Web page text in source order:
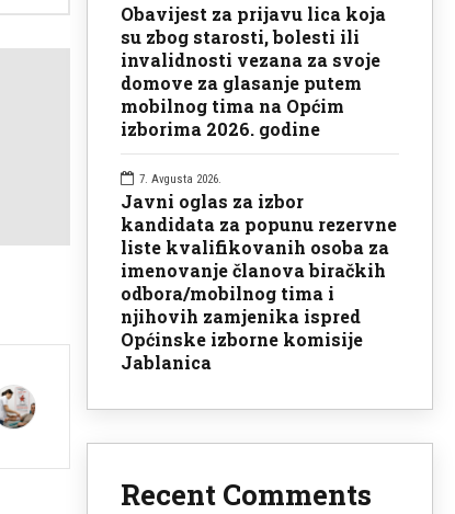
Obavijest za prijavu lica koja
su zbog starosti, bolesti ili
invalidnosti vezana za svoje
domove za glasanje putem
mobilnog tima na Općim
izborima 2026. godine
7. Avgusta 2026.
Javni oglas za izbor
kandidata za popunu rezervne
liste kvalifikovanih osoba za
imenovanje članova biračkih
odbora/mobilnog tima i
njihovih zamjenika ispred
Općinske izborne komisije
Jablanica
Recent Comments